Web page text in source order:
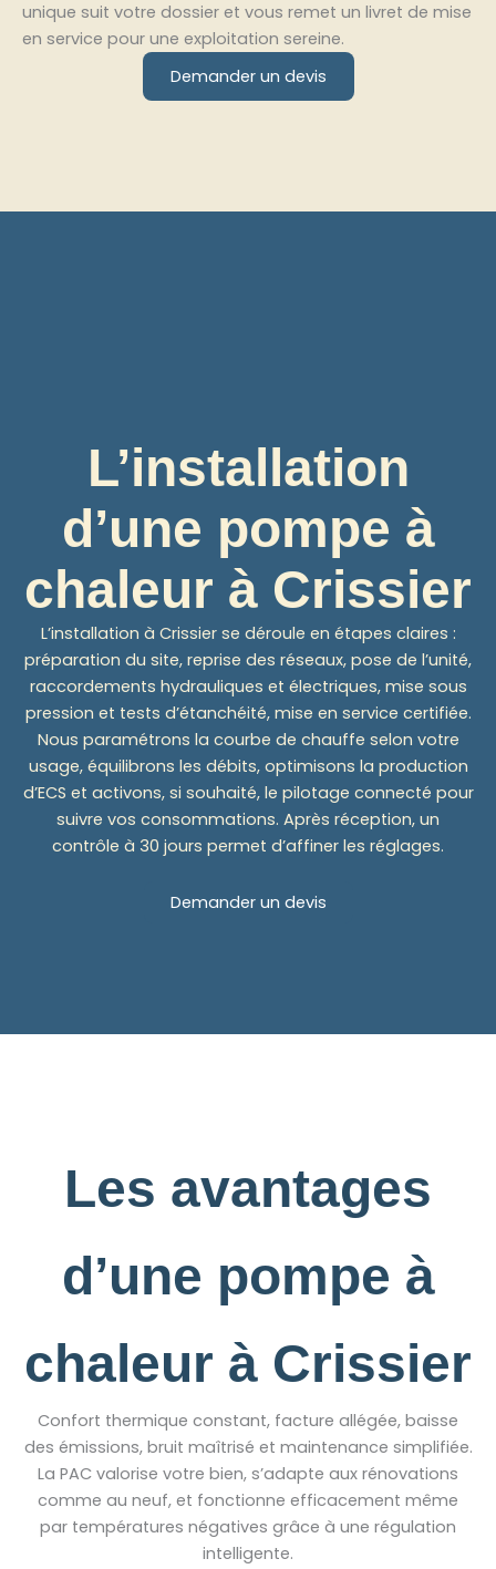
unique suit votre dossier et vous remet un livret de mise
en service pour une exploitation sereine.
Demander un devis
L’installation
d’une pompe à
chaleur à Crissier
L’installation à Crissier se déroule en étapes claires :
préparation du site, reprise des réseaux, pose de l’unité,
raccordements hydrauliques et électriques, mise sous
pression et tests d’étanchéité, mise en service certifiée.
Nous paramétrons la courbe de chauffe selon votre
usage, équilibrons les débits, optimisons la production
d’ECS et activons, si souhaité, le pilotage connecté pour
suivre vos consommations. Après réception, un
contrôle à 30 jours permet d’affiner les réglages.
Demander un devis
Les avantages
d’une pompe à
chaleur à Crissier
Confort thermique constant, facture allégée, baisse
des émissions, bruit maîtrisé et maintenance simplifiée.
La PAC valorise votre bien, s’adapte aux rénovations
comme au neuf, et fonctionne efficacement même
par températures négatives grâce à une régulation
intelligente.